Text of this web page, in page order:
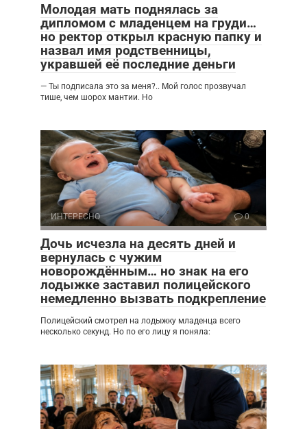
Молодая мать поднялась за
дипломом с младенцем на груди…
но ректор открыл красную папку и
назвал имя родственницы,
укравшей её последние деньги
— Ты подписала это за меня?.. Мой голос прозвучал
тише, чем шорох мантии. Но
ИНТЕРЕСНО 0
Дочь исчезла на десять дней и
вернулась с чужим
новорождённым… но знак на его
лодыжке заставил полицейского
немедленно вызвать подкрепление
Полицейский смотрел на лодыжку младенца всего
несколько секунд. Но по его лицу я поняла: